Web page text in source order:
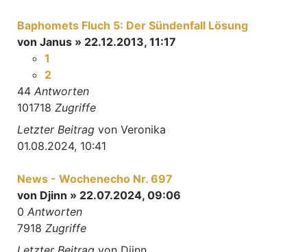
Baphomets Fluch 5: Der Sündenfall Lösung
von Janus » 22.12.2013, 11:17
1
2
44 Antworten
101718 Zugriffe
Letzter Beitrag von Veronika
01.08.2024, 10:41
News - Wochenecho Nr. 697
von Djinn » 22.07.2024, 09:06
0 Antworten
7918 Zugriffe